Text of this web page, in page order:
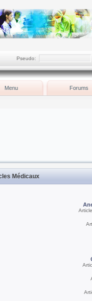
Pseudo:
Menu Forums
Médicaux